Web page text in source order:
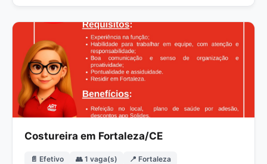
Costureira em Fortaleza/CE
📄 Efetivo 👥 1 vaga(s) 📍 Fortaleza